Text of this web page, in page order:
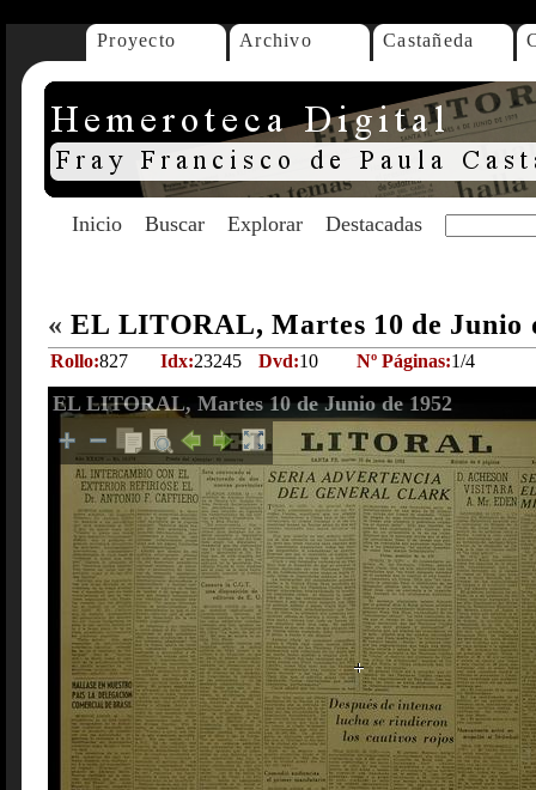
Proyecto Archivo Castañeda
Inicio Buscar Explorar Destacadas
« EL LITORAL, Martes 10 de Junio
Rollo:827 Idx:23245 Dvd:10 Nº Páginas:1/4
EL LITORAL, Martes 10 de Junio de 1952